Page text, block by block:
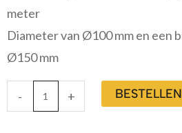
meter
Diameter van Ø100 mm en een
Ø150 mm
- + BESTELLEN